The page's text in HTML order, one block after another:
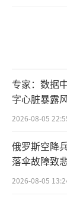
专家：数据
字心脏暴露
2026-08-05
俄罗斯空降
落伞故障致
2026-08-05